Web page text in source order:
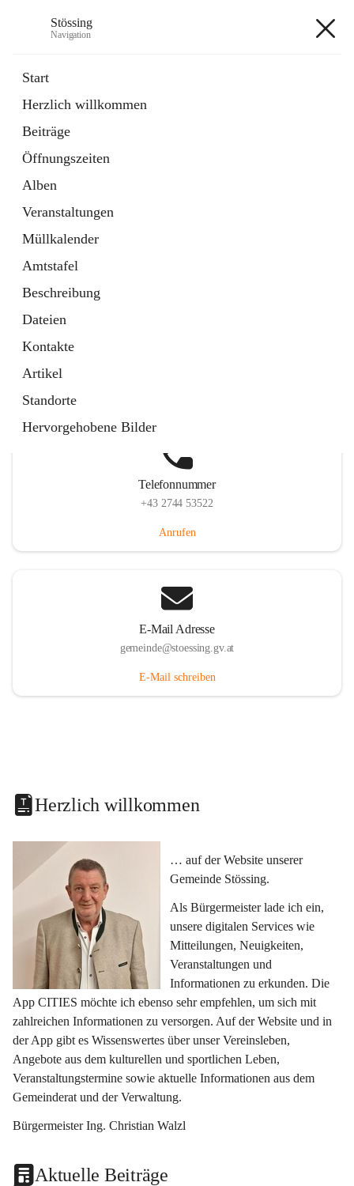
Stössing
Navigation
Start
Herzlich willkommen
Beiträge
Öffnungszeiten
Alben
Veranstaltungen
Müllkalender
Amtstafel
Beschreibung
Dateien
Kontakte
Artikel
Standorte
Hervorgehobene Bilder
Datei
in
Tab
Kindergarten
öffnet
in
neuem
Tab
Telefonnummer
+43 2744 53522
Anrufen
E-Mail Adresse
gemeinde@stoessing.gv.at
E-Mail schreiben
Herzlich willkommen
… auf der Website unserer
Gemeinde Stössing.
Als Bürgermeister lade ich ein,
unsere digitalen Services wie
Mitteilungen, Neuigkeiten,
Veranstaltungen und
Informationen zu erkunden. Die
App CITIES möchte ich ebenso sehr empfehlen, um sich mit
zahlreichen Informationen zu versorgen. Auf der Website und in
der App gibt es Wissenswertes über unser Vereinsleben,
Angebote aus dem kulturellen und sportlichen Leben,
Veranstaltungstermine sowie aktuelle Informationen aus dem
Gemeinderat und der Verwaltung.
Bürgermeister Ing. Christian Walzl
Aktuelle Beiträge